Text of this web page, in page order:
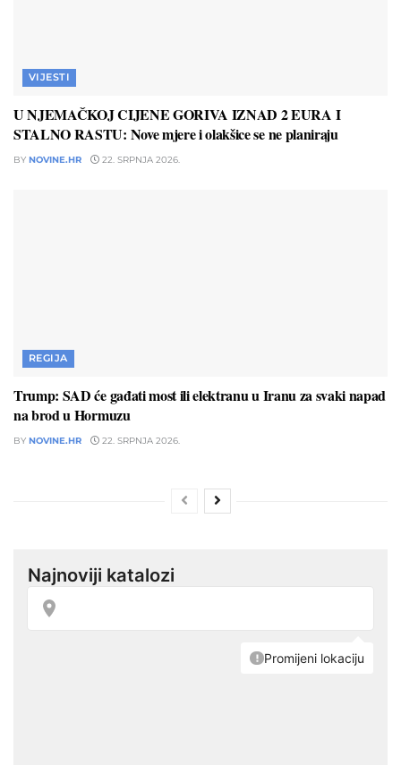
VIJESTI
U NJEMAČKOJ CIJENE GORIVA IZNAD 2 EURA I
STALNO RASTU: Nove mjere i olakšice se ne planiraju
BY NOVINE.HR 22. SRPNJA 2026.
REGIJA
Trump: SAD će gađati most ili elektranu u Iranu za svaki napad
na brod u Hormuzu
BY NOVINE.HR 22. SRPNJA 2026.